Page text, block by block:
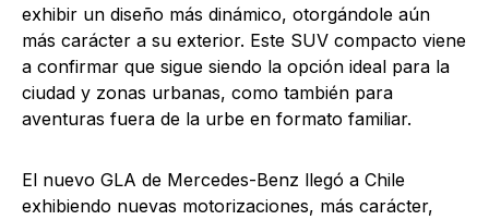
exhibir un diseño más dinámico, otorgándole aún
más carácter a su exterior. Este SUV compacto viene
a confirmar que sigue siendo la opción ideal para la
ciudad y zonas urbanas, como también para
aventuras fuera de la urbe en formato familiar.
El nuevo GLA de Mercedes-Benz llegó a Chile
exhibiendo nuevas motorizaciones, más carácter,